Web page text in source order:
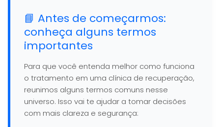
📘 Antes de começarmos:
conheça alguns termos
importantes
Para que você entenda melhor como funciona
o tratamento em uma clínica de recuperação,
reunimos alguns termos comuns nesse
universo. Isso vai te ajudar a tomar decisões
com mais clareza e segurança: